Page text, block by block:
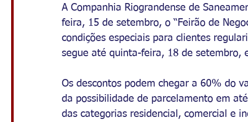
A Companhia Riograndense de
feira, 15 de setembro, o “Feirão de
condições especiais para clientes
segue até quinta-feira, 18 de setembro,
Os descontos podem chegar a 60% do
da possibilidade de parcelamento em
das categorias residencial, comercial e